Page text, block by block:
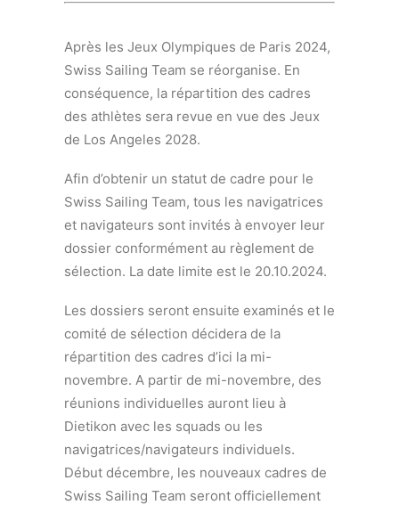
Après les Jeux Olympiques de Paris 2024,
Swiss Sailing Team se réorganise. En
conséquence, la répartition des cadres
des athlètes sera revue en vue des Jeux
de Los Angeles 2028.
Afin d’obtenir un statut de cadre pour le
Swiss Sailing Team, tous les navigatrices
et navigateurs sont invités à envoyer leur
dossier conformément au règlement de
sélection. La date limite est le 20.10.2024.
Les dossiers seront ensuite examinés et le
comité de sélection décidera de la
répartition des cadres d’ici la mi-
novembre. A partir de mi-novembre, des
réunions individuelles auront lieu à
Dietikon avec les squads ou les
navigatrices/navigateurs individuels.
Début décembre, les nouveaux cadres de
Swiss Sailing Team seront officiellement